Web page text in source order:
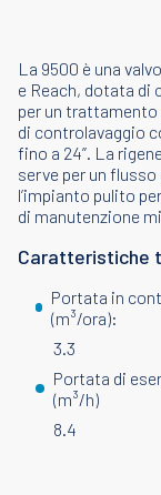
La 9500 è una
e Reach, dotata di
per un
di controlavaggio
fino a 24”. La
serve per un
l’impianto pulito
di manutenzione
Caratteristiche
Portata in
(m³/ora):
3.3
Portata di
(m³/h)
8.4